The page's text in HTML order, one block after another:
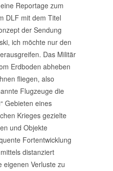
Reportage zum
DLF mit dem Titel
der Sendung
ich möchte nur den
Das Militär
Erdboden abheben
fliegen, also
Flugzeuge die
Gebieten eines
Krieges gezielte
und Objekte
Fortentwicklung
distanziert
eigenen Verluste zu